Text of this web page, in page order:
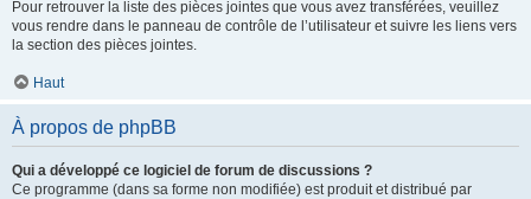
Pour retrouver la liste des pièces jointes que vous avez transférées, veuillez
vous rendre dans le panneau de contrôle de l’utilisateur et suivre les liens vers
la section des pièces jointes.
Haut
À propos de phpBB
Qui a développé ce logiciel de forum de discussions ?
Ce programme (dans sa forme non modifiée) est produit et distribué par